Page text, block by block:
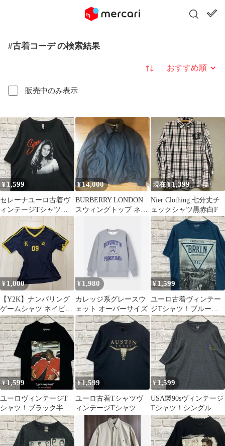
#古着コーデ の検索結果
販売中のみ表示
並び替え
¥ 1,599
セレーナユーロ古着ヴ
ィンテージTシャツ！
ブラック半袖3XL 0512
¥ 14,000
BURBERRY LONDON
スウィングトップ ネイ
現在 ¥1,399
Nier Clothing 七分丈チ
ェックシャツ黒赤白F
¥ 1,000
【Y2K】ナンバリング
ゲームシャツ ネイビー
×イエロー スポーツ
MIX
¥ 1,980
カレッジ系グレースウ
ェット オーバーサイズ
¥ 1,599
ユーロ古着ヴィンテー
ジTシャツ！ブルー半
袖M 0429
¥1,599
ユーロヴィンテージT
シャツ！ブラック半袖
古着S0427
¥1,599
ユーロ古着Tシャツヴ
ィンテージTシャツ！
ブラック半袖L 0428
¥1,599
USA製90sヴィンテージ
Tシャツ！シングルス
テッチグレー古着
2XL0429